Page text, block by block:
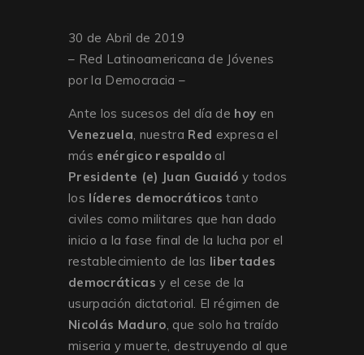
30 de Abril de 2019
– Red Latinoamericana de Jóvenes
por la Democracia –
Ante los sucesos del día de hoy en
Venezuela, nuestra Red expresa el
más enérgico respaldoal
Presidente (e) Juan Guaidó y todos
los líderes democráticos tanto
civiles como militares que han dado
inicio a la fase final de la lucha por el
restablecimiento de las libertades
democráticas y el cese de la
usurpación dictatorial. El régimen de
Nicolás Maduro, que solo ha traído
miseria y muerte, destruyendo al que